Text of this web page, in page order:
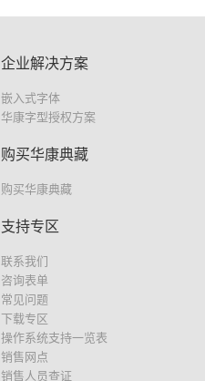
企业解决方案
嵌入式字体
华康字型授权方案
购买华康典藏
购买华康典藏
支持专区
联系我们
咨询表单
常见问题
下载专区
操作系统支持一览表
销售网点
销售人员查证